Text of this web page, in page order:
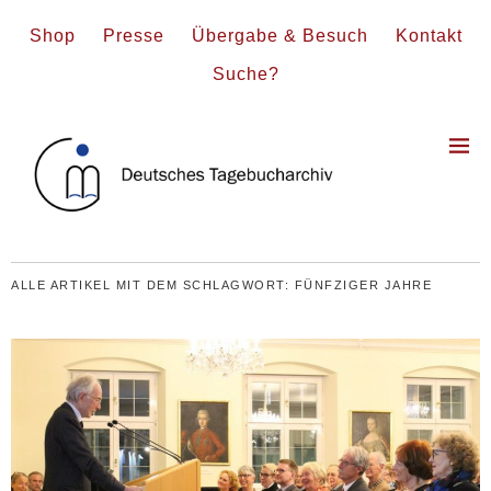
Shop Presse Übergabe & Besuch Kontakt
Suche?
ALLE ARTIKEL MIT DEM SCHLAGWORT: FÜNFZIGER JAHRE